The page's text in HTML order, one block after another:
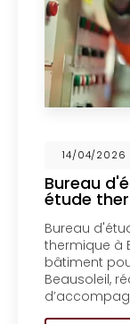
14/04/2026
Bureau
étude
Bureau
thermique à
bâtiment
Beausoleil,